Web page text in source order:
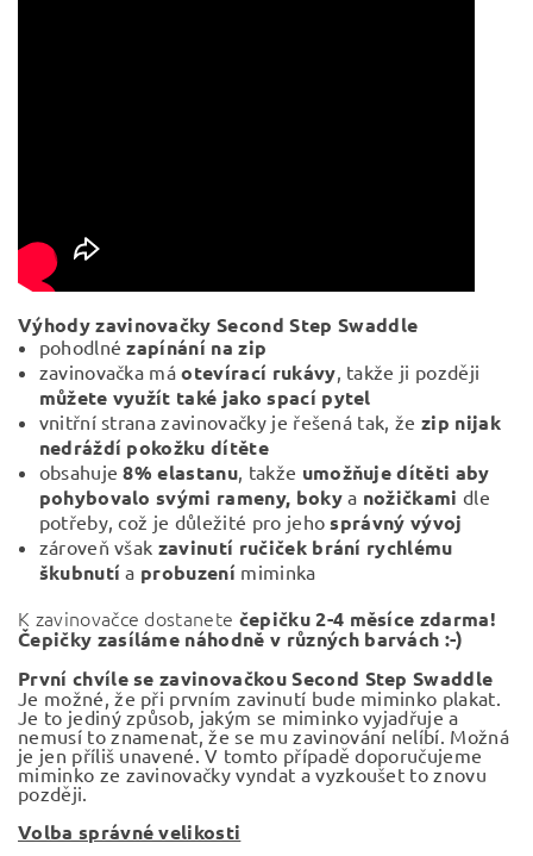
Výhody zavinovačky Second Step Swaddle
pohodlnézapínání na zip
zavinovačka máotevírací rukávy, takže ji později
můžete využít také jako spací pytel
vnitřní strana zavinovačky je řešená tak, že zip nijak
nedráždí pokožku dítěte
obsahuje8% elastanu, takže umožňuje dítěti aby
pohybovalo svými rameny, bokya nožičkami dle
potřeby, což je důležité pro jehosprávný vývoj
zároveň však zavinutí ručiček brání rychlému
škubnutí a probuzení miminka
K zavinovačce dostanete čepičku 2-4 měsíce zdarma!
Čepičky zasíláme náhodně v různých barvách :-)
První chvíle se zavinovačkou Second Step Swaddle
Je možné, že při prvním zavinutí bude miminko plakat.
Je to jediný způsob, jakým se miminko vyjadřuje a
nemusí to znamenat, že se mu zavinování nelíbí. Možná
je jen příliš unavené. V tomto případě doporučujeme
miminko ze zavinovačky vyndat a vyzkoušet to znovu
později.
Volba správné velikosti